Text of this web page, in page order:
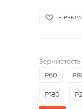
В
Зернистость
P60
P180